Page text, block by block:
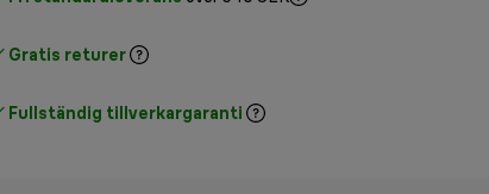
Gratis returer
Fullständig tillverkargaranti